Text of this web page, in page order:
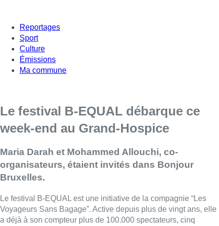
Reportages
Sport
Culture
Émissions
Ma commune
Le festival B-EQUAL débarque ce
week-end au Grand-Hospice
Maria Darah et Mohammed Allouchi, co-
organisateurs, étaient invités dans Bonjour
Bruxelles.
Le festival B-EQUAL est une initiative de la compagnie “Les
Voyageurs Sans Bagage”. Active depuis plus de vingt ans, elle
a déjà à son compteur plus de 100.000 spectateurs, cinq